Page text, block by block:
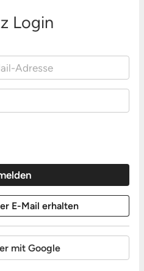
Login
mit Google